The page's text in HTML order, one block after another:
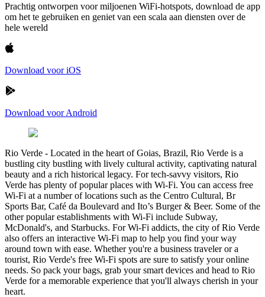
Prachtig ontworpen voor miljoenen WiFi-hotspots, download de app
om het te gebruiken en geniet van een scala aan diensten over de
hele wereld
Download voor iOS
Download voor Android
Rio Verde - Located in the heart of Goias, Brazil, Rio Verde is a
bustling city bustling with lively cultural activity, captivating natural
beauty and a rich historical legacy. For tech-savvy visitors, Rio
Verde has plenty of popular places with Wi-Fi. You can access free
Wi-Fi at a number of locations such as the Centro Cultural, Br
Sports Bar, Café da Boulevard and Ito’s Burger & Beer. Some of the
other popular establishments with Wi-Fi include Subway,
McDonald's, and Starbucks. For Wi-Fi addicts, the city of Rio Verde
also offers an interactive Wi-Fi map to help you find your way
around town with ease. Whether you're a business traveler or a
tourist, Rio Verde's free Wi-Fi spots are sure to satisfy your online
needs. So pack your bags, grab your smart devices and head to Rio
Verde for a memorable experience that you'll always cherish in your
heart.